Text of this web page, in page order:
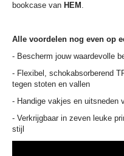
bookcase van HEM .
Alle voordelen nog even op
- Bescherm jouw waardevolle
- Flexibel, schokabsorberend
tegen stoten en vallen
- Handige vakjes en uitsneden
- Verkrijgbaar in zeven leuke
stijl